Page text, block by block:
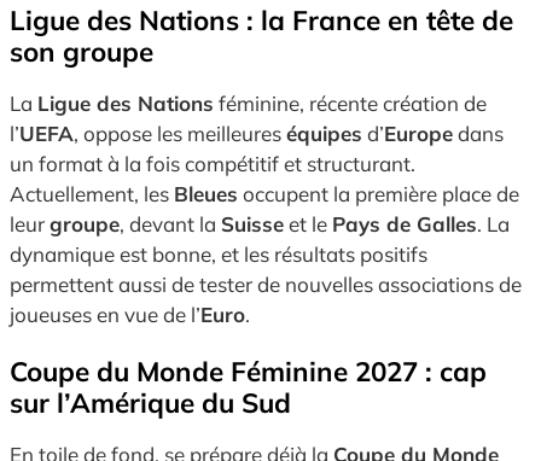
Ligue des Nations : la France en tête de
son groupe
La Ligue des Nations féminine, récente création de
l’UEFA, oppose les meilleureséquipes d’Europedans
un format à la fois compétitif et structurant.
Actuellement, les Bleues occupent la première place de
leurgroupe, devant la Suisseet le Pays de Galles. La
dynamique est bonne, et les résultats positifs
permettent aussi de tester de nouvelles associations de
joueuses en vue de l’Euro.
Coupe du Monde Féminine 2027 : cap
sur l’Amérique du Sud
En toile de fond, se prépare déjà la Coupe du Monde